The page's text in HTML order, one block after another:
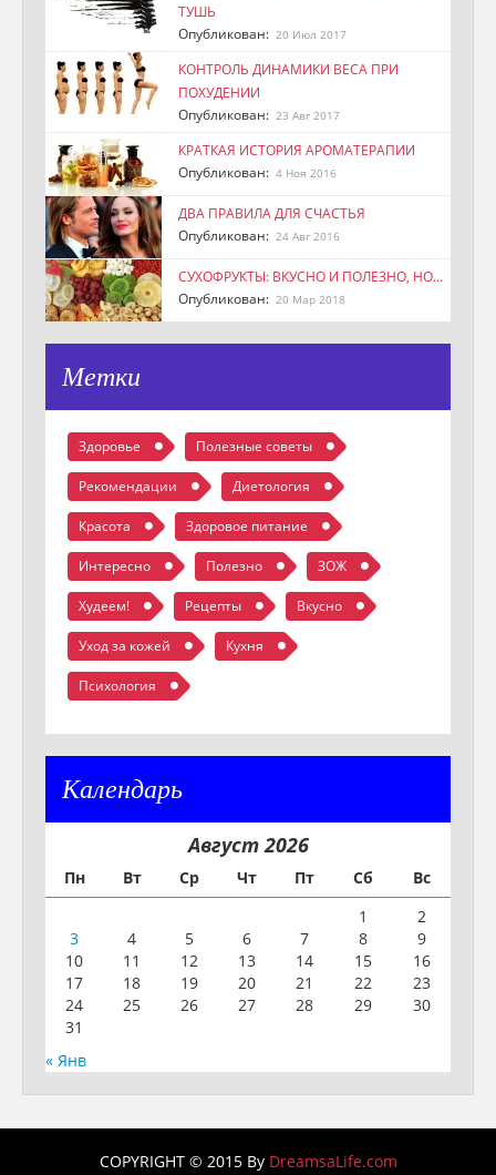
ТУШЬ
Опубликован: 20 Июл 2017
КОНТРОЛЬ ДИНАМИКИ ВЕСА ПРИ
ПОХУДЕНИИ
Опубликован: 23 Авг 2017
КРАТКАЯ ИСТОРИЯ АРОМАТЕРАПИИ
Опубликован: 4 Ноя 2016
ДВА ПРАВИЛА ДЛЯ СЧАСТЬЯ
Опубликован: 24 Авг 2016
СУХОФРУКТЫ: ВКУСНО И ПОЛЕЗНО, НО…
Опубликован: 20 Мар 2018
Метки
Здоровье Полезные советы
Рекомендации Диетология
Красота Здоровое питание
Интересно Полезно ЗОЖ
Худеем! Рецепты Вкусно
Уход за кожей Кухня
Психология
Календарь
Август 2026
Пн Вт Ср Чт Пт Сб
Вс
1
2
3
4 5 6 7 8
9
10
11 12 13 14 15
16
17
18 19 20 21 22
23
24
25 26 27 28 29
30
31
« Янв
COPYRIGHT © 2015 By DreamsaLife.com